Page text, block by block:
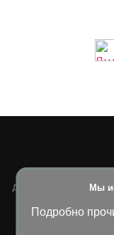
Мы
Подробно
Полное или
допускается
Blossom Diva |